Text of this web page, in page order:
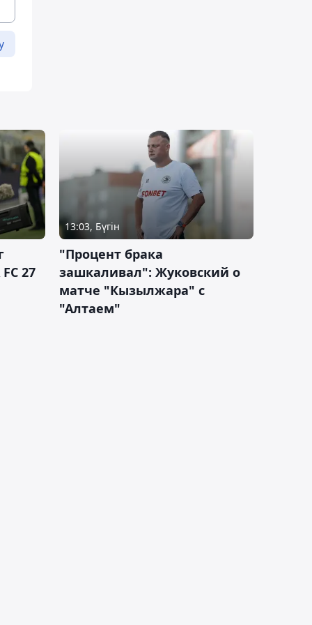
27
13:03, Бүгін
"Процент брака
зашкаливал": Жуковский о
матче "Кызылжара" с
"Алтаем"